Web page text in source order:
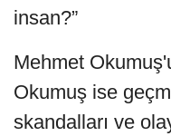
insan?”
Mehmet
Okumuş ise
skandalları ve